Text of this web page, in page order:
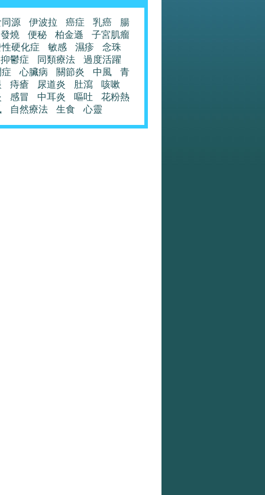
源 伊波拉 癌症 乳癌
腸
發燒
便秘 柏金遜
子宮肌瘤
硬化症
敏感 濕疹
念珠
抑鬱症
同類療法
過度活躍
心臟病 關節炎 中風
青
痔瘡 尿道炎 肚瀉
咳嗽
感冒 中耳炎 嘔吐
花粉熱
自然療法 生食 心靈